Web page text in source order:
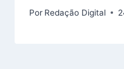
Por Redação Digital